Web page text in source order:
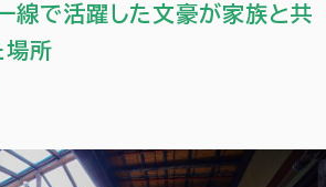
線で活躍した文豪が家族と共
場所